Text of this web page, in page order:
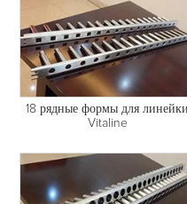
18 рядные формы для линейки
Vitaline